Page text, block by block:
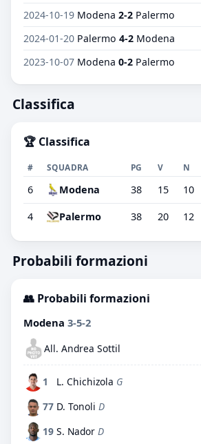
2024-10-19 Modena 2-2 Palermo
2024-01-20 Palermo 4-2 Modena
2023-10-07 Modena 0-2 Palermo
Classifica
🏆 Classifica
# SQUADRA PG V N
6 Modena 38 15 10
4 Palermo 38 20 12
Probabili formazioni
👥 Probabili formazioni
Modena 3-5-2
All. Andrea Sottil
1 L. Chichizola G
77 D. Tonoli D
19 S. Nador D